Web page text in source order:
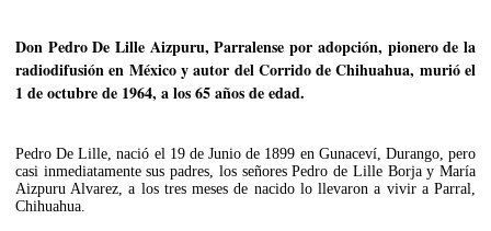
Don Pedro De Lille Aizpuru, Parralense por adopción, pionero de la
radiodifusión en México y autor del Corrido de Chihuahua, murió el
1 de octubre de 1964, a los 65 años de edad.
Pedro De Lille, nació el 19 de Junio de 1899 en Gunaceví, Durango, pero
casi inmediatamente sus padres, los señores Pedro de Lille Borja y María
Aizpuru Alvarez, a los tres meses de nacido lo llevaron a vivir a Parral,
Chihuahua.